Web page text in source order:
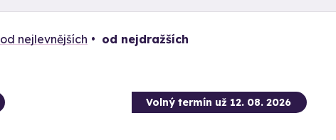
od nejlevnějších od nejdražších
Volný termín už 12. 08. 2026